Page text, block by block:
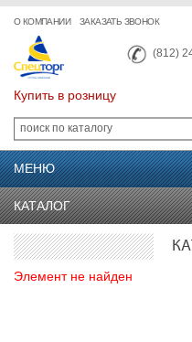
О КОМПАНИИ ЗАКАЗАТЬ ЗВОНОК
(812)
Купить в розницу
МЕНЮ
КАТАЛОГ
Элемент не найден